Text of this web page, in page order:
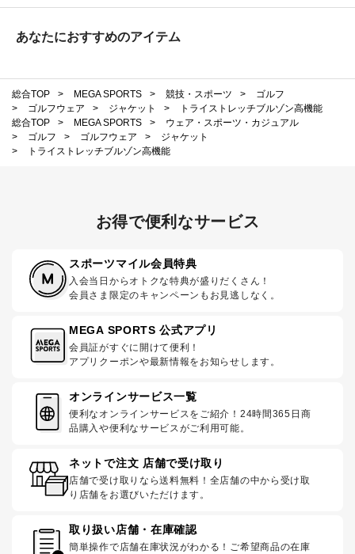
あなたにおすすめのアイテム
総合TOP > MEGA SPORTS > 競技・スポーツ >
ゴルフ
>
ゴルフウェア > ジャケット >
トライストレッチブルゾン高機能
総合TOP
> MEGA SPORTS >
ウェア・スポーツ・カジュアル
>
ゴルフ > ゴルフウェア >
ジャケット
>
トライストレッチブルゾン高機能
お得で便利なサービス
スポーツマイル会員特典
入会当日からオトクな特典が盛りだくさん！
会員さま限定のキャンペーンもお見逃しなく。
MEGA SPORTS 公式アプリ
会員証がすぐに開けて便利！
アプリクーポンや最新情報をお知らせします。
オンラインサービス一覧
便利なオンラインサービスをご紹介！24時間365日商
品購入や便利なサービスがご利用可能。
ネットで注文 店舗で受け取り
店舗で受け取りなら送料無料！全店舗の中から受け取
り店舗をお選びいただけます。
取り扱い店舗・在庫確認
簡単操作で店舗在庫状況がわかる！ご希望商品の在庫